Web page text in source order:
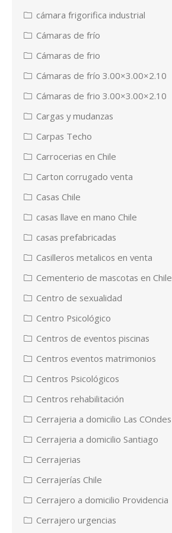
cámara frigorifica industrial
Cámaras de frío
Cámaras de frio
Cámaras de frío 3.00×3.00×2.10
Cámaras de frio 3.00×3.00×2.10
Cargas y mudanzas
Carpas Techo
Carrocerias en Chile
Carton corrugado venta
Casas Chile
casas llave en mano Chile
casas prefabricadas
Casilleros metalicos en venta
Cementerio de mascotas en Chile
Centro de sexualidad
Centro Psicológico
Centros de eventos piscinas
Centros eventos matrimonios
Centros Psicológicos
Centros rehabilitación
Cerrajeria a domicilio Las COndes
Cerrajeria a domicilio Santiago
Cerrajerias
Cerrajerías Chile
Cerrajero a domicilio Providencia
Cerrajero urgencias